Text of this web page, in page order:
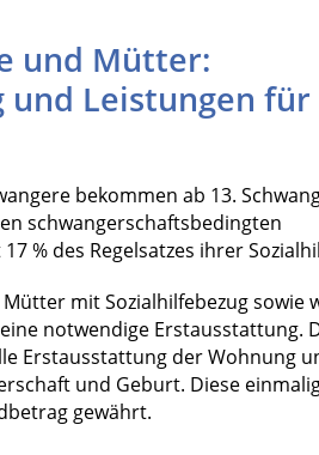
und Mütter:
und Leistungen für
bekommen ab 13.
schwangerschaftsbedingten
% des Regelsatzes ihrer
mit Sozialhilfebezug sowie
notwendige Erstausstattung.
Erstausstattung der Wohnung
und Geburt. Diese
gewährt.
Produkttester